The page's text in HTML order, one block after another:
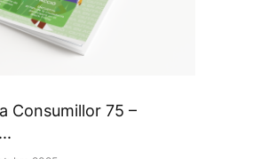
Consumillor 75 –